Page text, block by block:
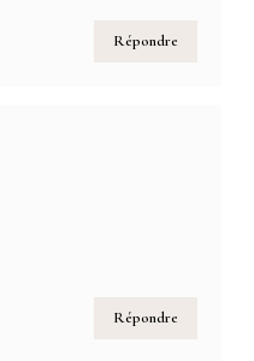
Répondre
Répondre